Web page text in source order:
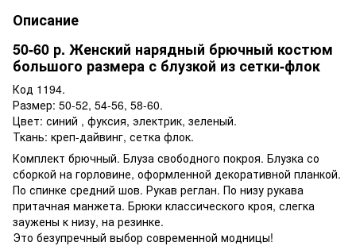
Описание
50-60 р. Женский нарядный брючный костюм
большого размера с блузкой из сетки-флок
Код 1194.
Размер: 50-52, 54-56, 58-60.
Цвет: синий , фуксия, электрик, зеленый.
Ткань: креп-дайвинг, сетка флок.
Комплект брючный. Блуза свободного покроя. Блузка со
сборкой на горловине, оформленной декоративной планкой.
По спинке средний шов. Рукав реглан. По низу рукава
притачная манжета. Брюки классического кроя, слегка
заужены к низу, на резинке.
Это безупречный выбор современной модницы!